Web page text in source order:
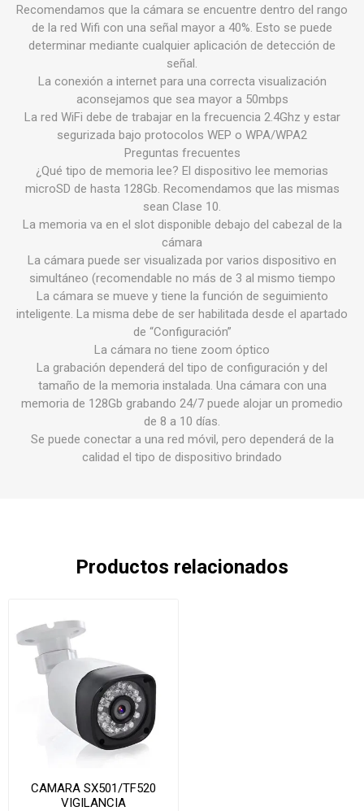
Recomendamos que la cámara se encuentre dentro del rango
de la red Wifi con una señal mayor a 40%. Esto se puede
determinar mediante cualquier aplicación de detección de
señal.
La conexión a internet para una correcta visualización
aconsejamos que sea mayor a 50mbps
La red WiFi debe de trabajar en la frecuencia 2.4Ghz y estar
segurizada bajo protocolos WEP o WPA/WPA2
Preguntas frecuentes
¿Qué tipo de memoria lee? El dispositivo lee memorias
microSD de hasta 128Gb. Recomendamos que las mismas
sean Clase 10.
La memoria va en el slot disponible debajo del cabezal de la
cámara
La cámara puede ser visualizada por varios dispositivo en
simultáneo (recomendable no más de 3 al mismo tiempo
La cámara se mueve y tiene la función de seguimiento
inteligente. La misma debe de ser habilitada desde el apartado
de “Configuración”
La cámara no tiene zoom óptico
La grabación dependerá del tipo de configuración y del
tamaño de la memoria instalada. Una cámara con una
memoria de 128Gb grabando 24/7 puede alojar un promedio
de 8 a 10 días.
Se puede conectar a una red móvil, pero dependerá de la
calidad el tipo de dispositivo brindado
Productos relacionados
CAMARA SX501/TF520
VIGILANCIA